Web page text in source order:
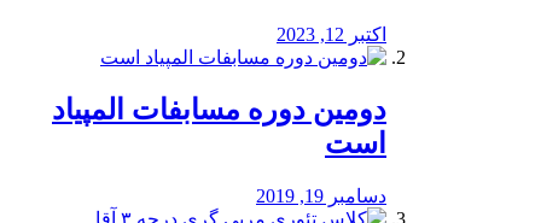
اکتبر 12, 2023
دومین دوره مسابفات المپیاد
است
دسامبر 19, 2019